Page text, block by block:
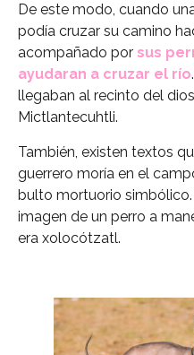
De este modo, cuando
podía cruzar su camino
acompañado por sus
ayudaran a cruzar el río
llegaban al recinto del
Mictlantecuhtli.
También, existen textos
guerrero moría en el
bulto mortuorio
imagen de un perro a
era xolocótzatl.